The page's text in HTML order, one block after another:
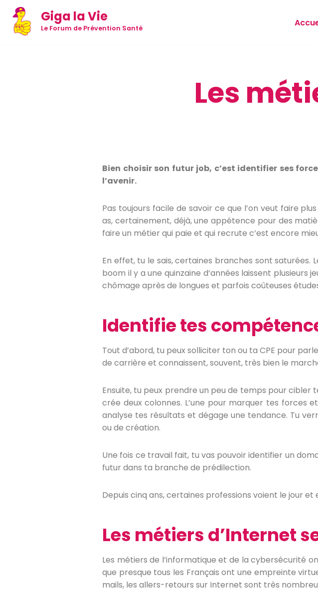
Aller
au
Giga la Vie
Le Forum de Prévention Santé
Les
Bien choisir son futur job, c’est identifier ses
l’avenir.
Pas toujours facile de savoir ce que l’on veut faire
as, certainement, déjà, une appétence pour des
faire un métier qui paie et qui recrute c’est encore
En effet, tu le sais, certaines branches sont
boom il y a une quinzaine d’années laissent
chômage après de longues et parfois coûteuses
Identifie tes
Tout d’abord, tu peux solliciter ton ou ta CPE pour
de carrière et connaissent, souvent, très bien le
Ensuite, tu peux prendre un peu de temps pour cibler
crée deux colonnes. L’une pour marquer tes forces
analyse tes résultats et dégage une tendance. Tu
ou de création.
Une fois ce travail fait, tu vas pouvoir identifier un
futur dans ta branche de prédilection.
Depuis cinq ans, certaines professions voient le jour
Les métiers d’Internet
Les métiers de l’informatique et de la cybersécurité
que presque tous les Français ont une empreinte
mails, les allers-retours sur Internet sont très